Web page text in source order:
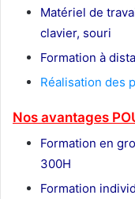
Matériel de
clavier, souri
Formation à
Réalisation des
Nos avantages
Formation en
300H
Formation